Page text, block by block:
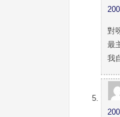
對
最
我